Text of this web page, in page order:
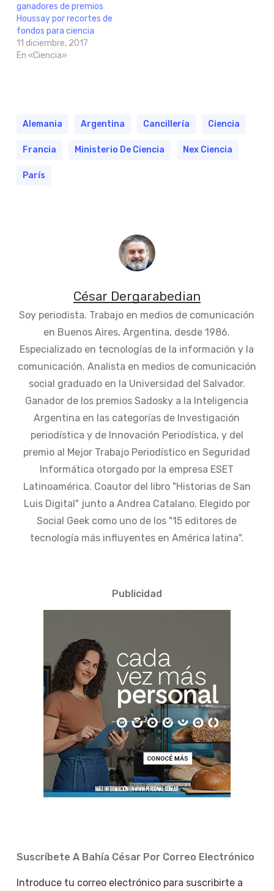
ganadores de premios
Houssay por recortes de
fondos para ciencia
11 diciembre, 2017
En «Ciencia»
Alemania Argentina Cancillería Ciencia
Francia Ministerio De Ciencia Nex Ciencia
París
César Dergarabedian
Soy periodista. Trabajo en medios de comunicación
en Buenos Aires, Argentina, desde 1986.
Especializado en tecnologías de la información y la
comunicación. Analista en medios de comunicación
social graduado en la Universidad del Salvador.
Ganador de los premios Sadosky a la Inteligencia
Argentina en las categorías de Investigación
periodística y de Innovación Periodística, y del
premio al Mejor Trabajo Periodístico en Seguridad
Informática otorgado por la empresa ESET
Latinoamérica. Coautor del libro "Historias de San
Luis Digital" junto a Andrea Catalano. Elegido por
Social Geek como uno de los "15 editores de
tecnología más influyentes en América latina".
Publicidad
Suscríbete A Bahía César Por Correo Electrónico
Introduce tu correo electrónico para suscribirte a